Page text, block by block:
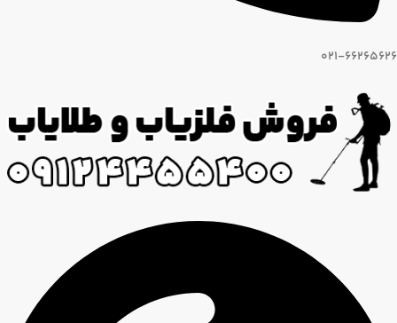
021-66265626